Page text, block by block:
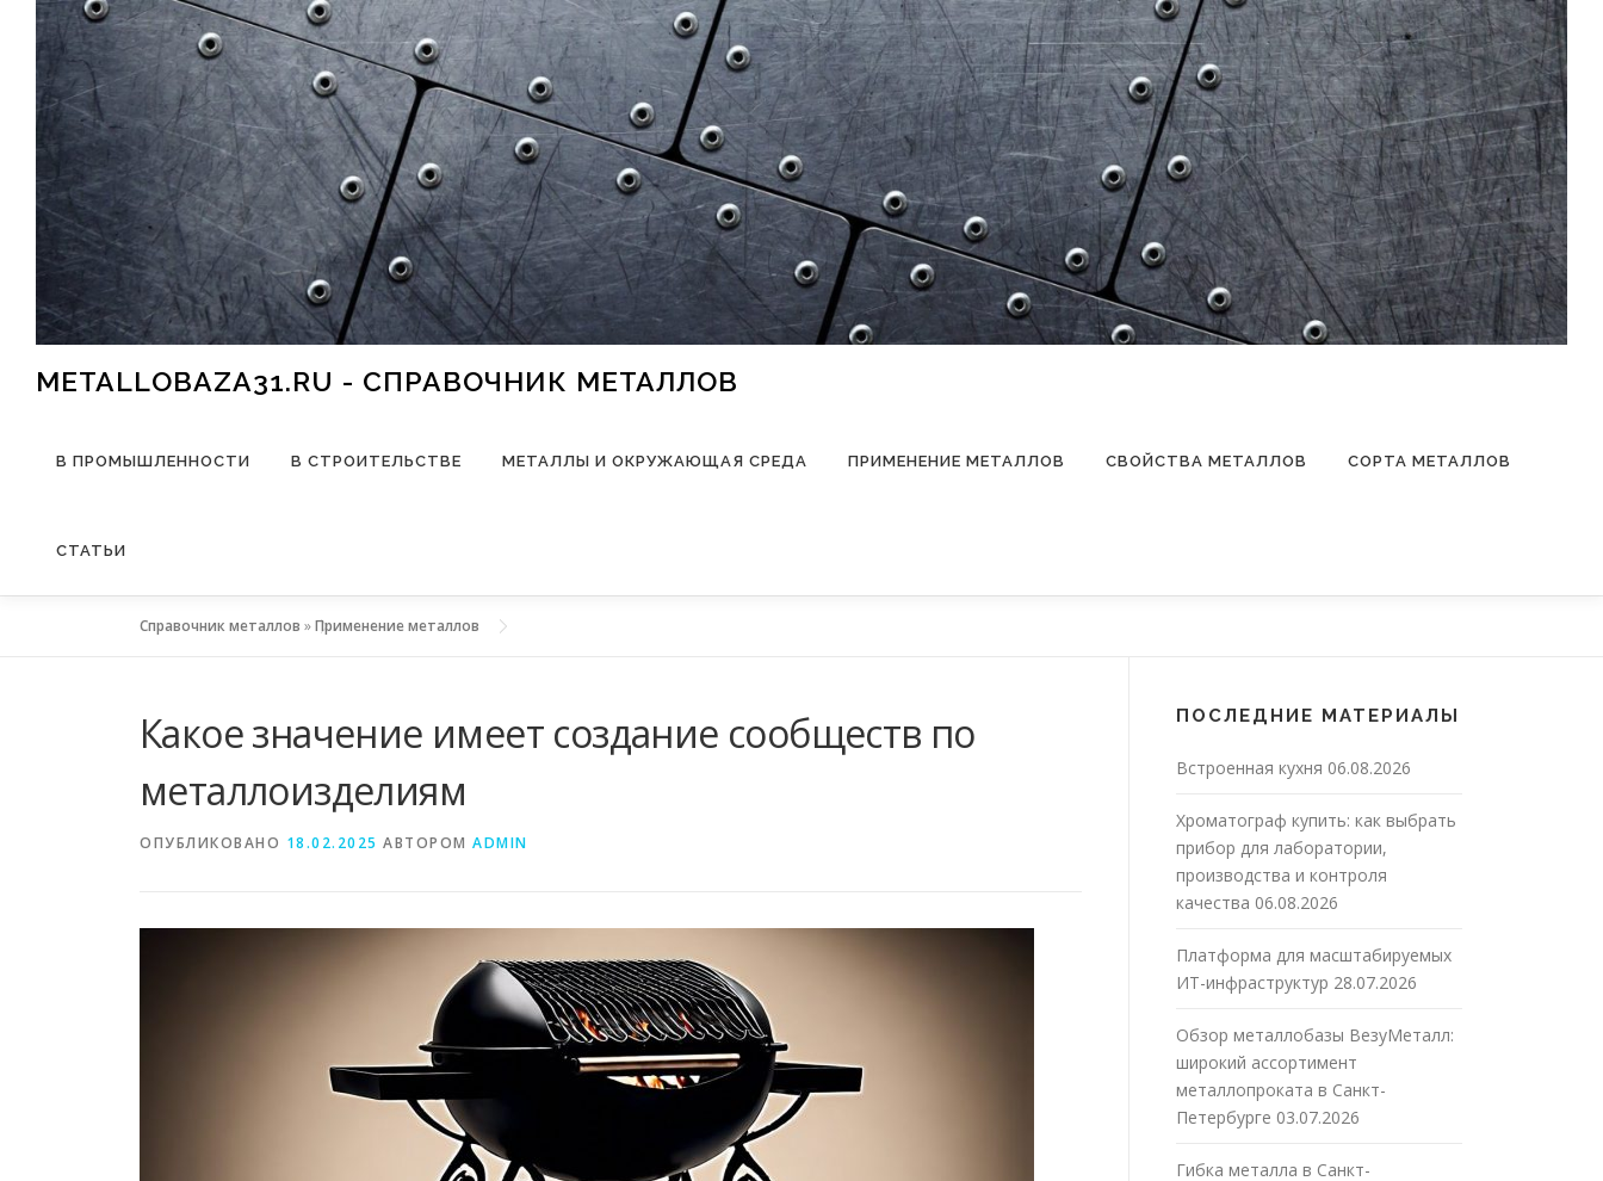
Перейти к содержимому
METALLOBAZA31.RU - СПРАВОЧНИК МЕТАЛЛОВ
В ПРОМЫШЛЕННОСТИ В СТРОИТЕЛЬСТВЕ МЕТАЛЛЫ И ОКРУЖАЮЩАЯ СРЕДА ПРИМЕНЕНИЕ МЕТАЛЛОВ СВОЙСТВА МЕТАЛЛОВ СОРТА МЕТАЛЛОВ
СТАТЬИ
Справочник металлов »Применение металлов
Какое значение имеет создание сообществ по
металлоизделиям
ОПУБЛИКОВАНО 18.02.2025 АВТОРОМ ADMIN
ПОСЛЕДНИЕ МАТЕРИАЛЫ
Встроенная кухня 06.08.2026
Хроматограф купить: как выбрать
прибор для лаборатории,
производства и контроля
качества 06.08.2026
Платформа для масштабируемых
ИТ-инфраструктур 28.07.2026
Обзор металлобазы ВезуМеталл:
широкий ассортимент
металлопроката в Санкт-
Петербурге 03.07.2026
Гибка металла в Санкт-